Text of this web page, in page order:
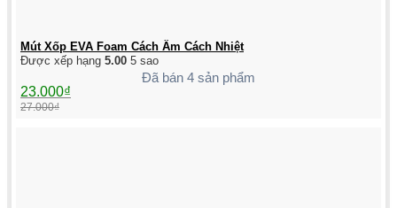
Mút Xốp EVA Foam Cách Âm Cách Nhiệt
Được xếp hạng 5.00 5 sao
Đã bán 4 sản phẩm
27.000₫
Giá
gốc
là:
23.000₫
Giá
hiện
tại